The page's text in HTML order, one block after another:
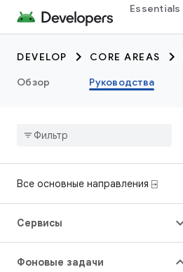
Essentials
DEVELOP CORE AREAS
Обзор
Руководства
Все основные направления ⍈
Сервисы
Фоновые задачи